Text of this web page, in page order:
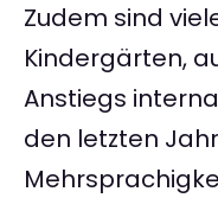
Zudem sind
Kindergärten,
Anstiegs
den letzten